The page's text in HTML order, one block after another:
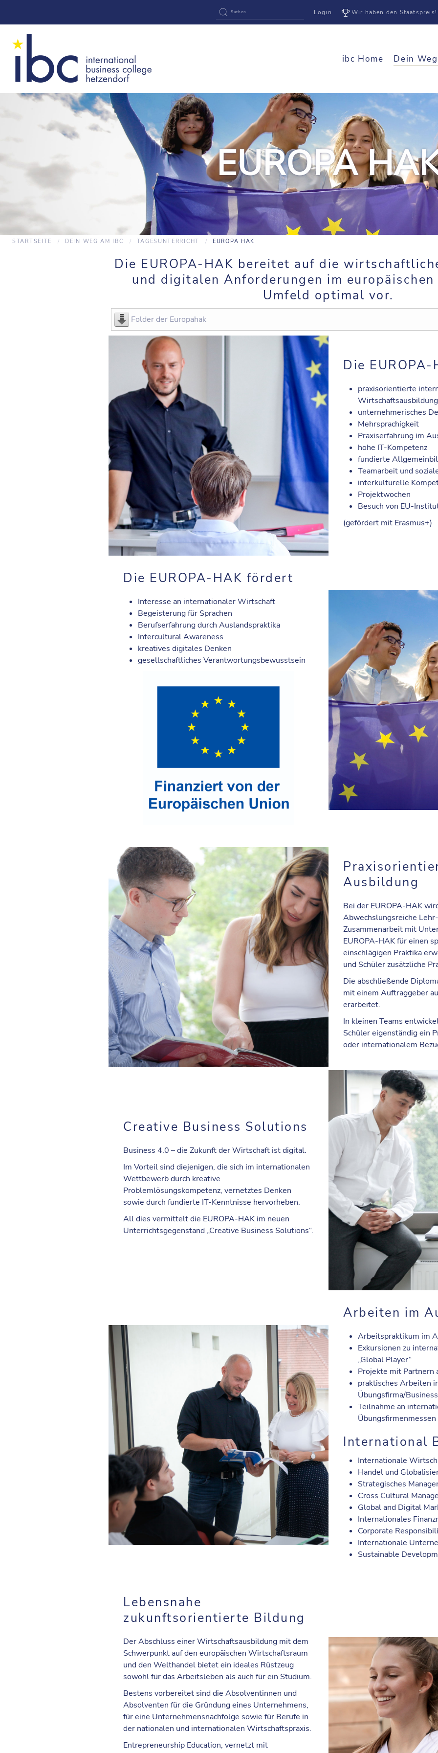
Login Wir haben den Staatspreis!
ibc Home Dein
EUROPA
STARTSEITE DEIN WEG AM IBC TAGESUNTERRICHT EUROPA HAK
Die EUROPA-HAK bereitet auf die
und digitalen Anforderungen im
Umfeld optimal vor.
Folder der Europahak
Die
praxisorientierte
Wirtschaftsausbildung
unternehmerisches
Mehrsprachigkeit
Praxiserfahrung im
hohe IT-Kompetenz
fundierte
Teamarbeit und
interkulturelle
Projektwochen
Besuch von EU-
(gefördert mit Erasmus+)
Die EUROPA-HAK fördert
Interesse an internationaler Wirtschaft
Begeisterung für Sprachen
Berufserfahrung durch Auslandspraktika
Intercultural Awareness
kreatives digitales Denken
gesellschaftliches Verantwortungsbewusstsein
Ausbildung
Bei der EUROPA-HAK
Abwechslungsreiche
Zusammenarbeit mit
EUROPA-HAK für einen
einschlägigen Praktika
und Schüler zusätzliche
Die abschließende
mit einem Auftraggeber
erarbeitet.
In kleinen Teams
Schüler eigenständig ein
oder internationalem
Creative Business Solutions
Business 4.0 – die Zukunft der Wirtschaft ist digital.
Im Vorteil sind diejenigen, die sich im internationalen
Wettbewerb durch kreative
Problemlösungskompetenz, vernetztes Denken
sowie durch fundierte IT-Kenntnisse hervorheben.
All dies vermittelt die EUROPA-HAK im neuen
Unterrichtsgegenstand „Creative Business Solutions“.
Arbeiten im
Arbeitspraktikum im
Exkursionen zu
„Global Player“
Projekte mit Partnern
praktisches Arbeiten
Übungsfirma/
Teilnahme an
Übungsfirmenmessen
International
Internationale
Handel und
Strategisches
Cross Cultural
Global and Digital
Internationales
Corporate
Internationale
Sustainable
Lebensnahe
zukunftsorientierte Bildung
Der Abschluss einer Wirtschaftsausbildung mit dem
Schwerpunkt auf den europäischen Wirtschaftsraum
und den Welthandel bietet ein ideales Rüstzeug
sowohl für das Arbeitsleben als auch für ein Studium.
Bestens vorbereitet sind die Absolventinnen und
Absolventen für die Gründung eines Unternehmens,
für eine Unternehmensnachfolge sowie für Berufe in
der nationalen und internationalen Wirtschaftspraxis.
Entrepreneurship Education, vernetzt mit